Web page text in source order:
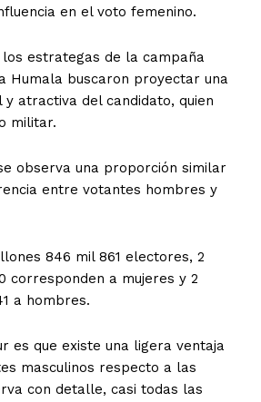
en el voto femenino.
estrategas de la campaña
Humala buscaron proyectar una
y atractiva del candidato, quien
militar.
observa una proporción similar
entre votantes hombres y
846 mil 861 electores, 2
corresponden a mujeres y 2
a hombres.
es que existe una ligera ventaja
masculinos respecto a las
con detalle, casi todas las